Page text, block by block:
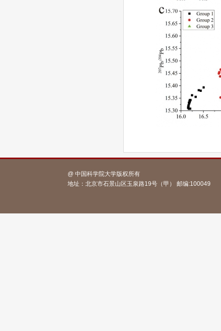
@ 中国科学院大学版权所有
地址：北京市石景山区玉泉路19号（甲）